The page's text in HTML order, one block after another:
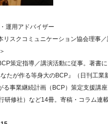
運用アドバイザー
リスクコミュニケーション協会理事
策定指導／講演活動に従事。著書
たが作る等身大のBCP』（日刊工業
る事業継続計画（BCP）策定支援講
研修社）など14冊。寄稿・コラム連載